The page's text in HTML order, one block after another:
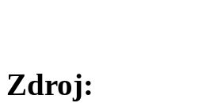
Zdroj: